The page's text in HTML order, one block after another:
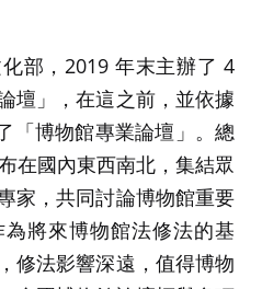
部，2019 年末主辦了 4
壇」，在這之前，並依據
「博物館專業論壇」。總
在國內東西南北，集結眾
家，共同討論博物館重要
將來博物館法修法的基
修法影響深遠，值得博物